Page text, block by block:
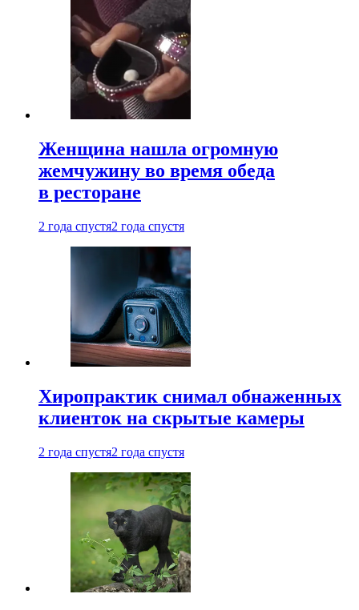
Женщина нашла огромную
жемчужину во время обеда
в ресторане
2 года спустя2 года спустя
Хиропрактик снимал обнаженных
клиенток на скрытые камеры
2 года спустя2 года спустя